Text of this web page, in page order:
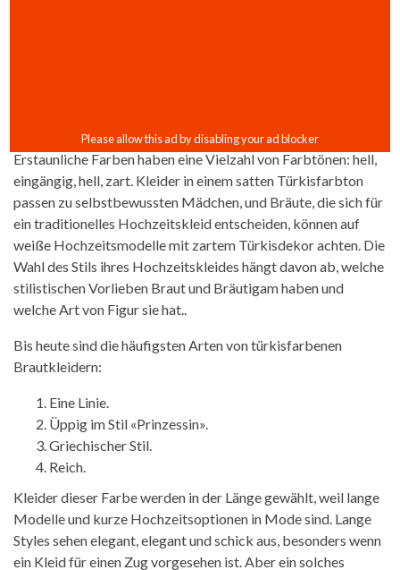
Erstaunliche Farben haben eine Vielzahl von Farbtönen: hell,
eingängig, hell, zart. Kleider in einem satten Türkisfarbton
passen zu selbstbewussten Mädchen, und Bräute, die sich für
ein traditionelles Hochzeitskleid entscheiden, können auf
weiße Hochzeitsmodelle mit zartem Türkisdekor achten. Die
Wahl des Stils ihres Hochzeitskleides hängt davon ab, welche
stilistischen Vorlieben Braut und Bräutigam haben und
welche Art von Figur sie hat..
Bis heute sind die häufigsten Arten von türkisfarbenen
Brautkleidern:
Eine Linie.
Üppig im Stil «Prinzessin».
Griechischer Stil.
Reich.
Kleider dieser Farbe werden in der Länge gewählt, weil lange
Modelle und kurze Hochzeitsoptionen in Mode sind. Lange
Styles sehen elegant, elegant und schick aus, besonders wenn
ein Kleid für einen Zug vorgesehen ist. Aber ein solches